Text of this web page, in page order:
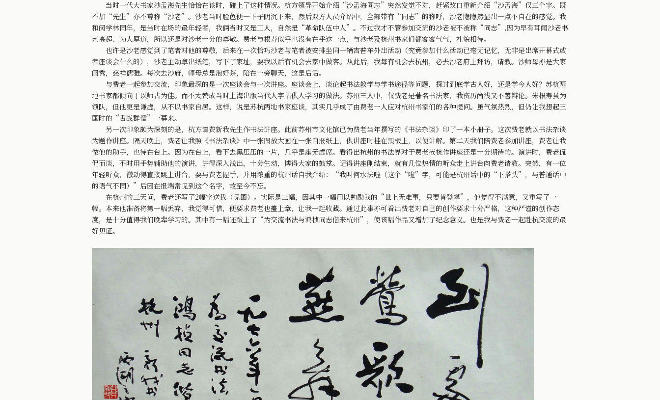
当时一代大书家沙孟海先生恰恰在该时，碰上了这种情况。杭方领导开始介绍“沙孟海同志”突然发觉不对，赶紧改口重新介绍“沙孟海”仅三个字。既
不加“先生”亦不尊称“沙老”。沙老当时脸色便一下子阴沉下来，然后双方人员介绍中，全部带有“同志”的称呼，沙老隐隐然显出一点不自在的感觉。我
和闵学林同年，是当时在场的最年轻者，我俩当时又是工人，自然是“革命队伍中人”。不过我才不管参加交流的沙老被不被称“同志”,因为早有耳闻沙老书
艺高超、为人厚道，所以还是对沙老十分的尊敬。费老与根寿似乎也没有在乎这一点，与沙老及杭州书家们都客客气气，礼貌相待。
也许是沙老感觉到了笔者对他的尊敬，后来在一次恰巧沙老与笔者被安排坐同一辆吉普车外出活动（究竟参加什么活动已毫无记忆，无非是出席开幕式或
者座谈会什么的），沙老主动拿出纸笔，写下了家址，要我以后有机会去家中做客。从此后，我每有机会去杭州，必去沙老府上拜访，请教。沙师母亦是大家
闺秀，慈祥儒雅。每次去沙府，师母总是泡好茶，陪在一旁聊天，这是后话。
与费老一起参加交流，印象最深的是一次座谈会与一次讲座。座谈会上，谈论起书法教学与学书途径等问题，探讨到底学古人好，还是学今人好？苏杭两
地书家都倾向于以师古为佳。而不太赞成当时上海出版当代人字帖供人学习的做法。苏州三人中，仅费老是著名书法家，我资历尚浅又不善辩论。朱根寿虽为
领队，但他更是谦虚，从不以书家自居。这样，说是苏杭两地书家座谈，其实几乎成了由费老一人应对杭州书家们的各种提问。虽气氛热烈，但仍让我想起三
国时的“舌战群儒”一幕来。
另一次印象颇为深刻的是，杭方请费新我先生作书法讲座。此前苏州市文化馆已为费老当年撰写的《书法杂谈》印了一本小册子。这次费老就以书法杂谈
为题作讲座。隔天晚上，费老让我照《书法杂谈》中一张图放大画在一张白报纸上，供讲座时挂在黑板上，以便讲解。第二天我们陪费老参加讲座，费老让我
做他的助手，也待在台上。因为在台上，看下去黑压压的一片，几乎是座无虚席。看得出杭州的书法界对于费老莅杭作讲座还是十分期待的。演讲时，费老侃
侃而谈，不时用手势辅助他的演讲，讲得深入浅出，十分生动，博得大家的鼓掌。记得讲座刚结束，就有几位热情的听众走上讲台向费老请教。突然，有一位
年轻听众，激动得直接跳上讲台，要与费老握手，并用浓重的杭州话自我介绍：“我叫何水法啦（这个“啦”字，可能是杭州话中的“下搭头”，与普通话中
的语气不同）”后因在报端常见到这个名字，故至今不忘。
在杭州的三天间，费老还写了2幅字送我（见图）。实际是三幅，因其中一幅用以勉励我的“世上无难事，只要肯登攀”，他觉得不满意，又重写了一
幅。本来他准备将第一幅丢弃，我觉得可惜，便要求费老也盖上章，让我一起收藏。通过此事亦可看出费老对自己的创作要求十分严格，这种严谨的创作态
度，是十分值得我们晚辈学习的。其中有一幅还跋上了“为交流书法与鸿桢同志偕来杭州”，使该幅作品又增加了纪念意义。也是我与费老一起赴杭交流的最
好见证。